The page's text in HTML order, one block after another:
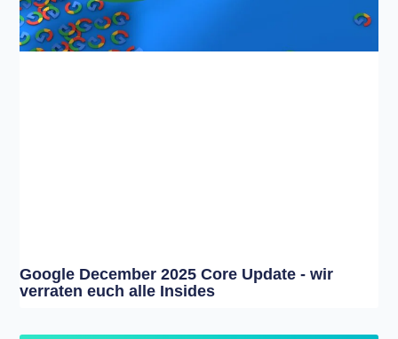
Google December 2025 Core Update - wir
verraten euch alle Insides